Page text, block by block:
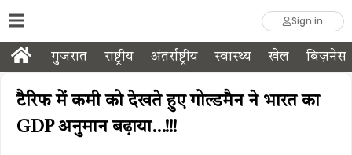
Sign in
गुजरात राष्ट्रीय अंतर्राष्ट्रीय स्वास्थ्य खेल बिज़नेस
टैरिफ में कमी को देखते हुए गोल्डमैन ने भारत का
GDP अनुमान बढ़ाया…!!!